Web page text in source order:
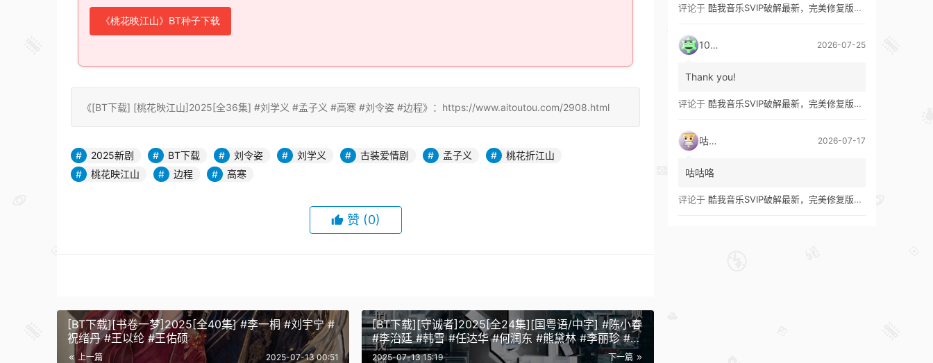
《桃花映江山》BT种子下载
《[BT下载] [桃花映江山]2025[全36集] #刘学义 #孟子义 #高寒 #刘令姿 #边程》：https://www.aitoutou.com/2908.html
2025新剧 BT下载 刘令姿 刘学义 古装爱情剧 孟子义
桃花折江山
桃花映江山
边程 高寒
赞 (0)
[BT下载][书卷一梦]2025[全40集] #李一桐 #刘宇宁 #
祝绪丹 #王以纶 #王佑硕
上一篇 2025-07-13 00:51
[BT下载][守诚者]2025[全24集][国粤语/中字] #陈小春
#李治廷 #韩雪 #任达华 #何润东 #熊黛林 #李丽珍 #张
国强 #伍咏薇 #陈惠敏 #汤镇业 #李子雄
下一篇
2025-07-13 15:19
评论于 酷我音乐SVIP破解最新，完美修复版！支持安卓+车机+pc版！
1035 2026-07-25
Thank you!
评论于 酷我音乐SVIP破解最新，完美修复版！支持安卓+车机+pc版！
咕咕咯 2026-07-17
咕咕咯
评论于 酷我音乐SVIP破解最新，完美修复版！支持安卓+车机+pc版！